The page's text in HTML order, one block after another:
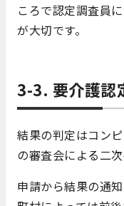
ころで認定調査員
が大切です。
3-3. 要介護認
結果の判定はコン
の審査会による二
申請から結果の通